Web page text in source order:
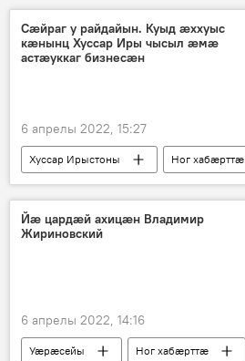
Сӕйраг у райдайын. Куыд ӕххуыс
кӕнынц Хуссар Иры чысыл ӕмӕ
астӕуккаг бизнесӕн
6 апрелы 2022, 15:27
Хуссар Ирыстоны Ног хабӕрттӕ
Йӕ цардӕй ахицӕн Владимир
Жириновский
6 апрелы 2022, 14:16
Уӕрӕсейы Ног хабӕрттӕ